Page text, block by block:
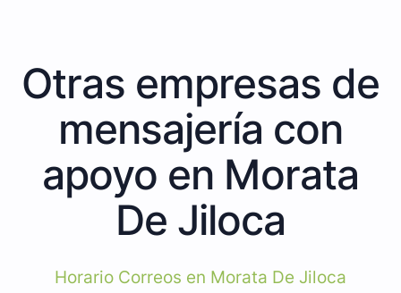
Otras empresas de
mensajería con
apoyo en Morata
De Jiloca
Horario Correos en Morata De Jiloca